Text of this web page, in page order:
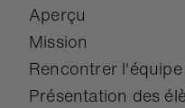
Aperçu
Mission
Rencontrer l'équipe
Présentation des